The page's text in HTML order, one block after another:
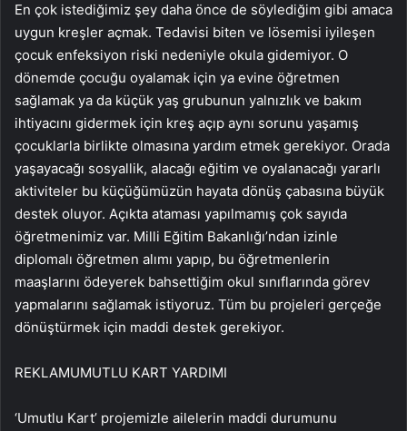
En çok istediğimiz şey daha önce de söylediğim gibi amaca
uygun kreşler açmak. Tedavisi biten ve lösemisi iyileşen
çocuk enfeksiyon riski nedeniyle okula gidemiyor. O
dönemde çocuğu oyalamak için ya evine öğretmen
sağlamak ya da küçük yaş grubunun yalnızlık ve bakım
ihtiyacını gidermek için kreş açıp aynı sorunu yaşamış
çocuklarla birlikte olmasına yardım etmek gerekiyor. Orada
yaşayacağı sosyallik, alacağı eğitim ve oyalanacağı yararlı
aktiviteler bu küçüğümüzün hayata dönüş çabasına büyük
destek oluyor. Açıkta ataması yapılmamış çok sayıda
öğretmenimiz var. Milli Eğitim Bakanlığı’ndan izinle
diplomalı öğretmen alımı yapıp, bu öğretmenlerin
maaşlarını ödeyerek bahsettiğim okul sınıflarında görev
yapmalarını sağlamak istiyoruz. Tüm bu projeleri gerçeğe
dönüştürmek için maddi destek gerekiyor.
REKLAMUMUTLU KART YARDIMI
‘Umutlu Kart’ projemizle ailelerin maddi durumunu